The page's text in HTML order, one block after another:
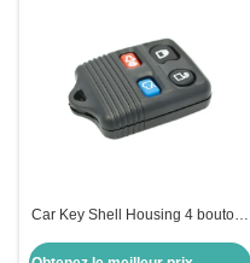
Car Key Shell Housing 4 boutons
remplacement